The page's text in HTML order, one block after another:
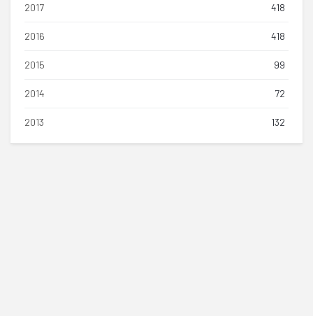
2017 418
2016 418
2015 99
2014 72
2013 132